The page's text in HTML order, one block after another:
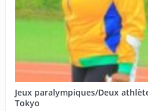
Jeux paralympiques/Deux
Tokyo